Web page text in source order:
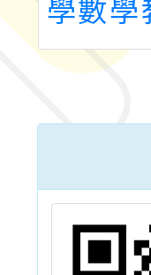
學數學
辦理「
評量
－臺